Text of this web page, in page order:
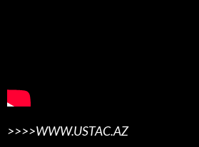
>>>>WWW.USTAC.AZ